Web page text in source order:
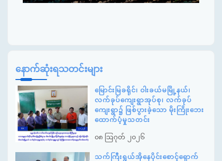
နောက်ဆုံးရသတင်းများ
မြောင်းမြခရိုင်၊ ဝါးခယ်မမြို့နယ်၊
လက်ခုပ်ကျေးရွာအုပ်စု၊ လက်ခုပ်
ကျေးရွာ၌ ဖြစ်ပွားခဲ့သော မိုးကြိုးဘေး
ထောက်ပံ့မှုသတင်း
၀၈ ဩဂုတ် ၂၀၂၆
သက်ကြီးရွယ်အိုနေပိုင်းစောင့်ရှောက်